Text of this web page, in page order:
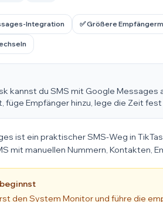
Integration ✅ Größere
kannst du SMS mit Google
füge Empfänger hinzu, lege die Zeit
ist ein praktischer SMS-Weg in
mit manuellen Nummern, Kontakten,
den System Monitor und führe die